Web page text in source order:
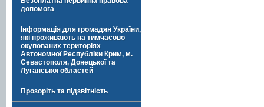
допомога
Інформація для громадян України,
які проживають на тимчасово
окупованих територіях
Автономної Республіки Крим, м.
Севастополя, Донецької та
Луганської областей
Прозоріть та підзвітність